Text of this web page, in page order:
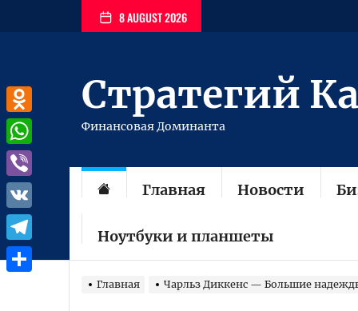
8 AUGUST 2026
Стратегий
Финансовая Доминанта
Главная Новости
Ноутбуки и планшеты
Главная Чарльз Диккенс — Большие
Odnoklassniki
WhatsApp
Viber
VK
Telegram